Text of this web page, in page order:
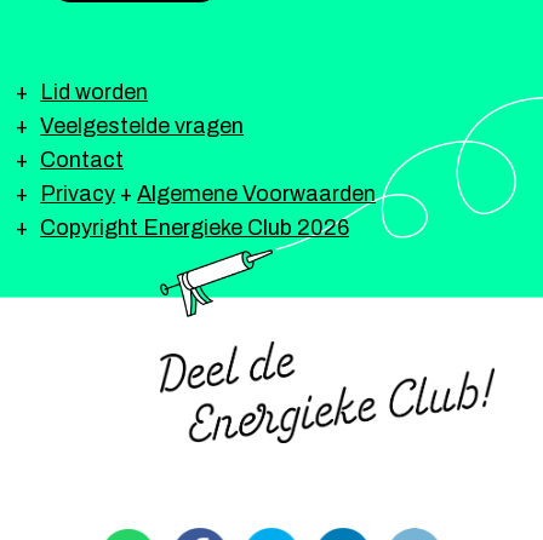
Lid worden
Veelgestelde vragen
Contact
Privacy + Algemene Voorwaarden
Copyright Energieke Club 2026